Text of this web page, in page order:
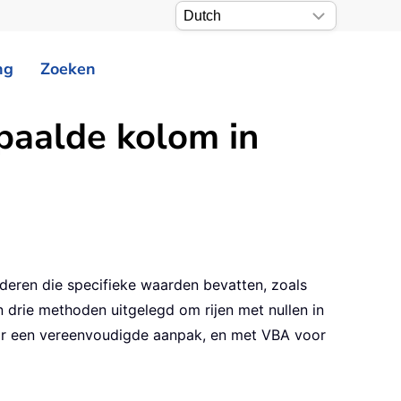
Zoeken
kolom in
die specifieke waarden bevatten, zoals
methoden uitgelegd om rijen met nullen in
vereenvoudigde aanpak, en met VBA voor